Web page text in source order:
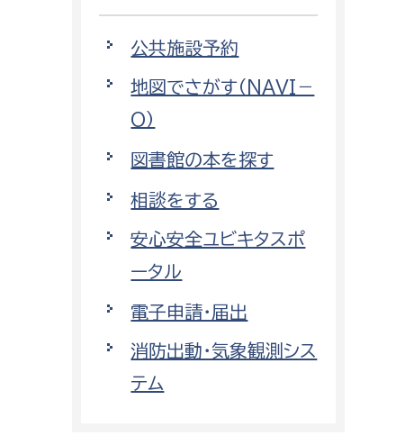
働きたい
小田原のことを知りたい
イベント・講座などに参加したい
まちづくりに関わりたい
環境部
環境政策課
ゼロカーボン推進課
環境保護課
都市政策課
公共施設予約
地図でさがす（NAVI－
O）
図書館の本を探す
相談をする
安心安全ユビキタスポ
ータル
電子申請・届出
消防出動・気象観測シス
テム